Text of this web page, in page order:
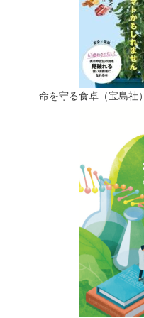
命を守る食卓（宝島社）